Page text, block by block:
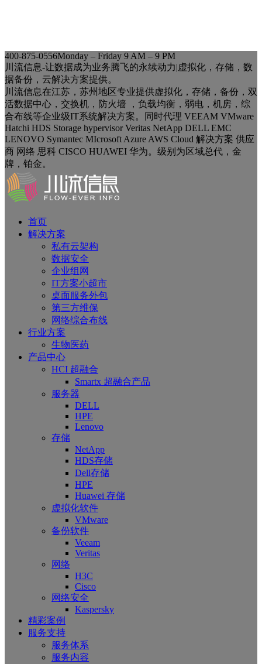
400-875-0556Monday – Friday 9 AM – 9 PM
川流信息-让数据成为业务腾飞的永续动力|虚拟化，存储，数
据备份，云解决方案提供。
川流信息在江苏，苏州地区专业提供虚拟化，存储，备份，双
活数据中心，交换机，防火墙 ，负载均衡，弱电，机房，综
合布线等企业级IT系统解决方案。同时代理 VEEAM VMware
Hatchi HDS Storage hypervisor Veritas NetApp DELL EMC
LENOVO Symantec MIcrosoft Azure AWS Cloud 解决方案 供应
商 网络 思科 CISCO HUAWEI 华为。级别为区域总代，金
牌，铂金。
首页
解决方案
私有云架构
数据安全
企业组网
IT方案小超市
桌面服务外包
第三方维保
网络综合布线
行业方案
生物医药
产品中心
HCI 超融合
Smartx 超融合产品
服务器
DELL
HPE
Lenovo
存储
NetApp
HDS存储
Dell存储
HPE
Huawei 存储
虚拟化软件
VMware
备份软件
Veeam
Veritas
网络
H3C
Cisco
网络安全
Kaspersky
精彩案例
服务支持
服务体系
服务内容